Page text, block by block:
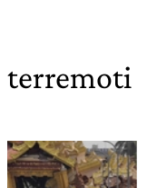
terremoti